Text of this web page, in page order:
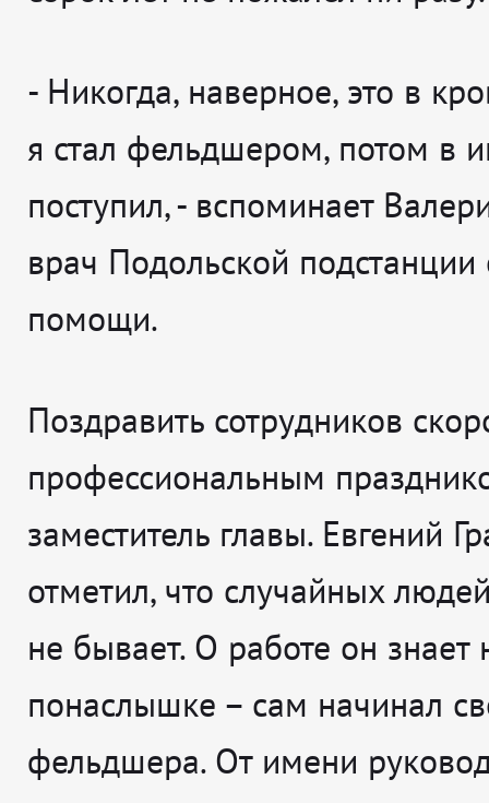
- Никогда, наверное, это в
я стал фельдшером, потом в
поступил, - вспоминает
врач Подольской подстанции
помощи.
Поздравить сотрудников
профессиональным
заместитель главы. Евгений
отметил, что случайных
не бывает. О работе он знает
понаслышке – сам начинал
фельдшера. От имени